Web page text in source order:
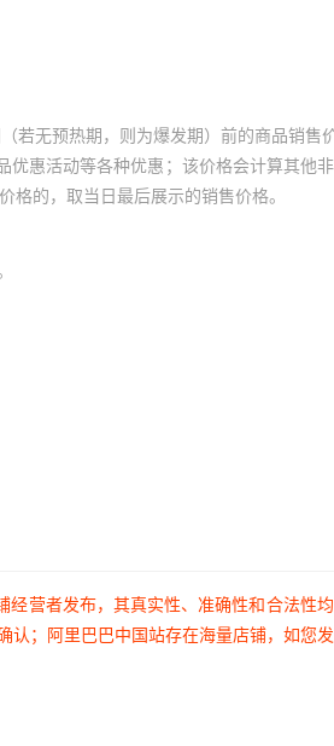
若无预热期，则为爆发期）前的商品销售
惠活动等各种优惠；该价格会计算其他
的，取当日最后展示的销售价格。
营者发布，其真实性、准确性和合法性
；阿里巴巴中国站存在海量店铺，如您